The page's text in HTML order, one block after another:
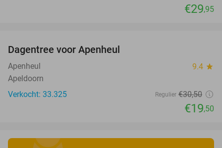
€29,95
Dagentree voor Apenheul
Apenheul 9.4 star
Apeldoorn
Verkocht: 33.325
Regulier €30,50
€19,50